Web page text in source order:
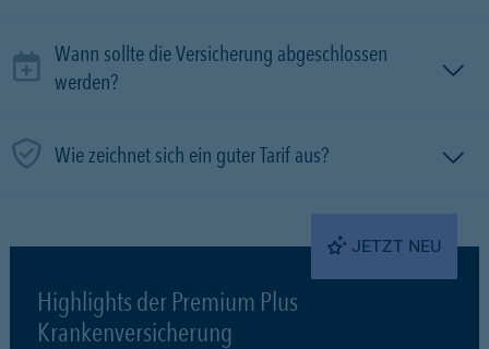
Wann sollte die Versicherung abgeschlossen
werden?
Wie zeichnet sich ein guter Tarif aus?
JETZT NEU
Highlights der Premium Plus
Krankenversicherung